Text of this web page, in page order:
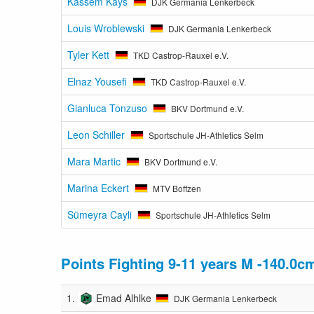
Louis Wroblewski DJK Germania Lenkerbeck
Tyler Kett TKD Castrop-Rauxel e.V.
Elnaz Yousefi TKD Castrop-Rauxel e.V.
Gianluca Tonzuso BKV Dortmund e.V.
Leon Schiller Sportschule JH-Athletics Selm
Mara Martic BKV Dortmund e.V.
Marina Eckert MTV Boffzen
Sümeyra Cayli Sportschule JH-Athletics Selm
Points Fighting 9-11 years M -
1. Emad Alhlke DJK Germania Lenkerbeck